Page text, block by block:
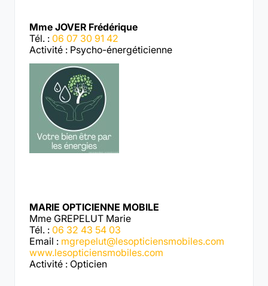
Mme JOVER Frédérique
Tél. : 06 07 30 91 42
Activité : Psycho-énergéticienne
MARIE OPTICIENNE MOBILE
Mme GREPELUT Marie
Tél. : 06 32 43 54 03
Email : mgrepelut@lesopticiensmobiles.com
www.lesopticiensmobiles.com
Activité : Opticien